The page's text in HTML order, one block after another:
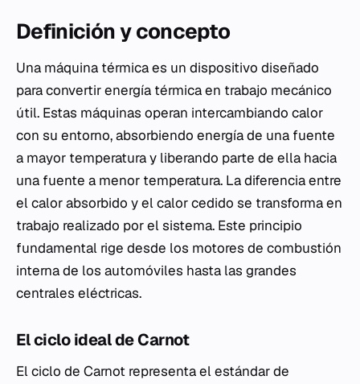
Definición y concepto
Una máquina térmica es un dispositivo diseñado
para convertir energía térmica en trabajo mecánico
útil. Estas máquinas operan intercambiando calor
con su entorno, absorbiendo energía de una fuente
a mayor temperatura y liberando parte de ella hacia
una fuente a menor temperatura. La diferencia entre
el calor absorbido y el calor cedido se transforma en
trabajo realizado por el sistema. Este principio
fundamental rige desde los motores de combustión
interna de los automóviles hasta las grandes
centrales eléctricas.
El ciclo ideal de Carnot
El ciclo de Carnot representa el estándar de